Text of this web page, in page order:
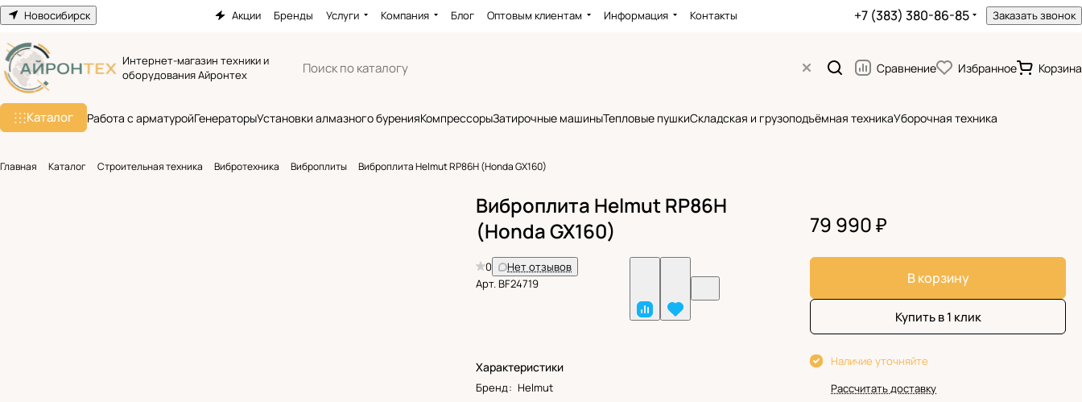
Новосибирск Акции Бренды Услуги Компания Блог Оптовым клиентам Информация Контакты +7 (383) 380-86-85 Заказать звонок
Интернет-магазин техники и
оборудования Айронтех
Сравнение Избранное Корзина
Каталог Работа с арматуройГенераторыУстановки алмазного буренияКомпрессорыЗатирочные машиныТепловые пушкиСкладская и грузоподъёмная техникаУборочная техника
Главная Каталог Строительная техника Вибротехника Виброплиты Виброплита Helmut RP86H (Honda GX160)
Виброплита Helmut RP86H
(Honda GX160)
0
Нет отзывов
Арт.BF24719
Характеристики
Бренд: Helmut
79 990 ₽
В корзину
Купить в 1 клик
Наличие уточняйте
Рассчитать доставку